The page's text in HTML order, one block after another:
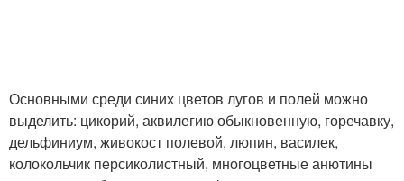
Основными среди синих цветов лугов и полей можно
выделить: цикорий, аквилегию обыкновенную, горечавку,
дельфиниум, живокост полевой, люпин, василек,
колокольчик персиколистный, многоцветные анютины